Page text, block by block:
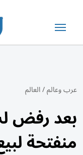
عرب وعالم/العالم
بعد رفض
منفتحة